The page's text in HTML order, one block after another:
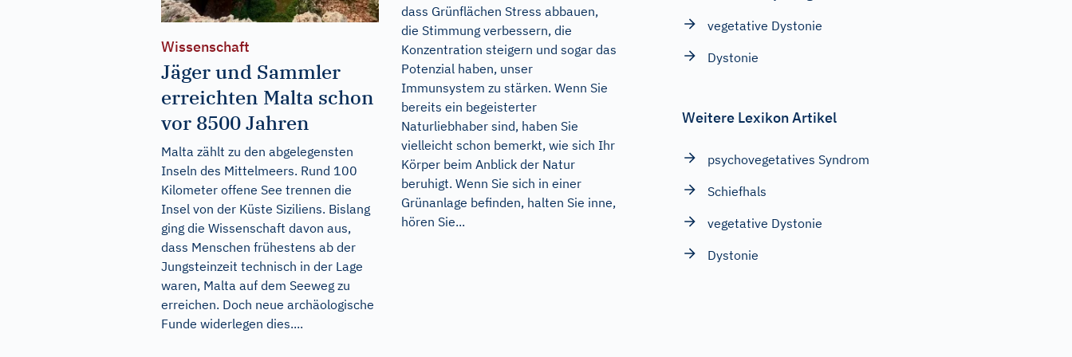
Wissenschaft
Jäger und Sammler
erreichten Malta schon
vor 8500 Jahren
Malta zählt zu den abgelegensten
Inseln des Mittelmeers. Rund 100
Kilometer offene See trennen die
Insel von der Küste Siziliens. Bislang
ging die Wissenschaft davon aus,
dass Menschen frühestens ab der
Jungsteinzeit technisch in der Lage
waren, Malta auf dem Seeweg zu
erreichen. Doch neue archäologische
Funde widerlegen dies....
dass Grünflächen Stress abbauen,
die Stimmung verbessern, die
Konzentration steigern und sogar das
Potenzial haben, unser
Immunsystem zu stärken. Wenn Sie
bereits ein begeisterter
Naturliebhaber sind, haben Sie
vielleicht schon bemerkt, wie sich Ihr
Körper beim Anblick der Natur
beruhigt. Wenn Sie sich in einer
Grünanlage befinden, halten Sie inne,
hören Sie...
vegetative Dystonie
Dystonie
Weitere Lexikon Artikel
psychovegetatives Syndrom
Schiefhals
vegetative Dystonie
Dystonie